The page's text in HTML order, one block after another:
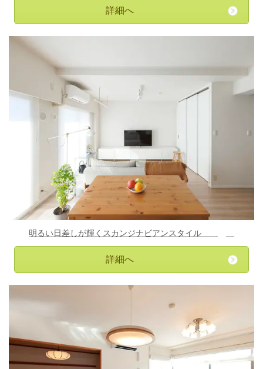
詳細へ
明るい日差しが輝くスカンジナビアンスタイル
詳細へ